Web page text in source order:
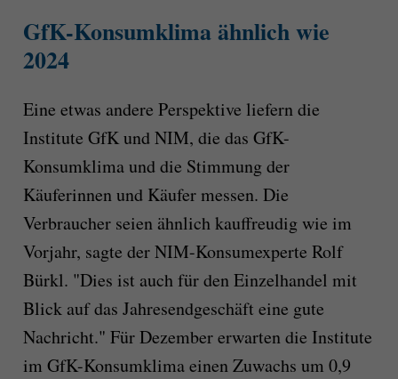
GfK-Konsumklima ähnlich wie
2024
Eine etwas andere Perspektive liefern die
Institute GfK und NIM, die das GfK-
Konsumklima und die Stimmung der
Käuferinnen und Käufer messen. Die
Verbraucher seien ähnlich kauffreudig wie im
Vorjahr, sagte der NIM-Konsumexperte Rolf
Bürkl. "Dies ist auch für den Einzelhandel mit
Blick auf das Jahresendgeschäft eine gute
Nachricht." Für Dezember erwarten die Institute
im GfK-Konsumklima einen Zuwachs um 0,9